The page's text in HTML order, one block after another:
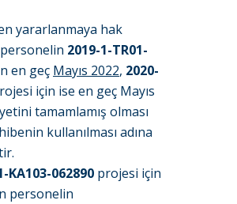
yararlanmaya hak
2019-1-TR01-
en geç Mayıs 2022, 2020-
için ise en geç Mayıs
tamamlamış olması
kullanılması adına
KA103-062890 projesi için
personelin